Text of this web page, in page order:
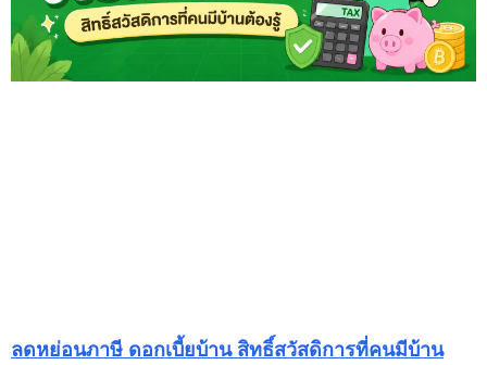
ลดหย่อนภาษี ดอกเบี้ยบ้าน สิทธิ์สวัสดิการที่คนมีบ้าน